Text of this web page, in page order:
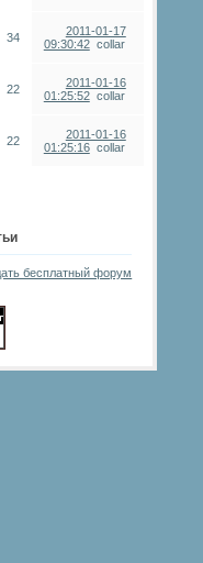
34
2011-01-17
09:30:42 collar
22
2011-01-16
01:25:52 collar
22
2011-01-16
01:25:16 collar
бесплатный форум